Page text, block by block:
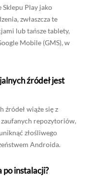
Sklepu Play jako
zwłaszcza te
lub tańsze tablety,
Mobile (GMS), w
źródeł jest
źródeł wiąże się z
repozytoriów,
złośliwego
Androida.
po instalacji?